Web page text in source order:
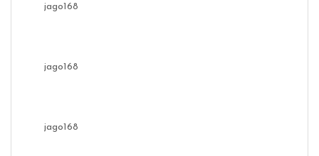
jago168
jago168
jago168